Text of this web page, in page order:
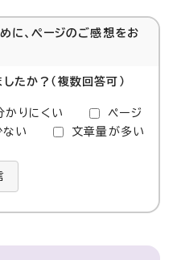
に、ページのご感想をお
たか？（複数回答可）
かりにくい
ページ
い 文章量が多い